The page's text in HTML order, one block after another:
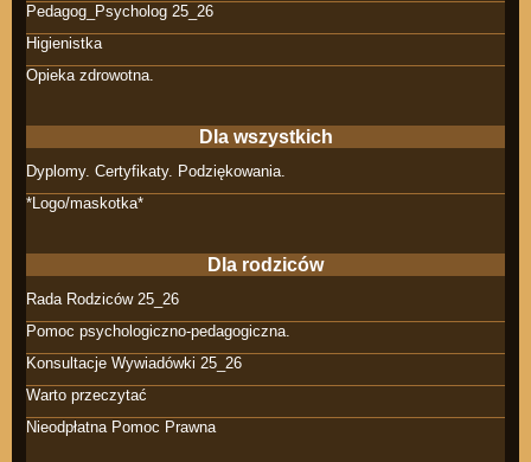
Pedagog_Psycholog 25_26
Higienistka
Opieka zdrowotna.
Dla wszystkich
Dyplomy. Certyfikaty. Podziękowania.
*Logo/maskotka*
Dla rodziców
Rada Rodziców 25_26
Pomoc psychologiczno-pedagogiczna.
Konsultacje Wywiadówki 25_26
Warto przeczytać
Nieodpłatna Pomoc Prawna